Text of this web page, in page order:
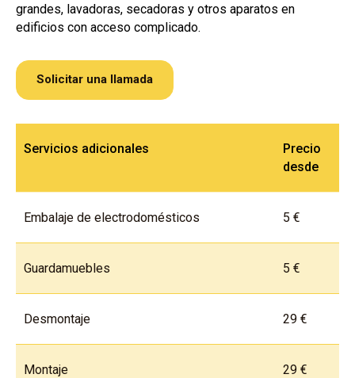
grandes, lavadoras, secadoras y otros aparatos en
edificios con acceso complicado.
Solicitar una llamada
Servicios adicionales
Precio
desde
Embalaje de electrodomésticos 5 €
Guardamuebles 5 €
Desmontaje 29 €
Montaje 29 €